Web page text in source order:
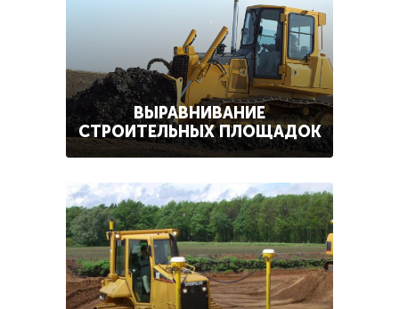
ВЫРАВНИВАНИЕ
СТРОИТЕЛЬНЫХ ПЛОЩАДОК